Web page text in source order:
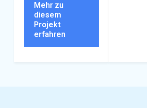
Mehr zu
diesem
Projekt
erfahren